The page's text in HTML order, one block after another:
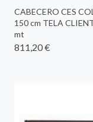
CABECERO CES
150 cm TELA
mt
811,20 €